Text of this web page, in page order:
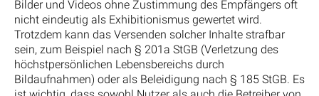
Bilder und Videos ohne Zustimmung des Empfängers oft
nicht eindeutig als Exhibitionismus gewertet wird.
Trotzdem kann das Versenden solcher Inhalte strafbar
sein, zum Beispiel nach § 201a StGB (Verletzung des
höchstpersönlichen Lebensbereichs durch
Bildaufnahmen) oder als Beleidigung nach § 185 StGB. Es